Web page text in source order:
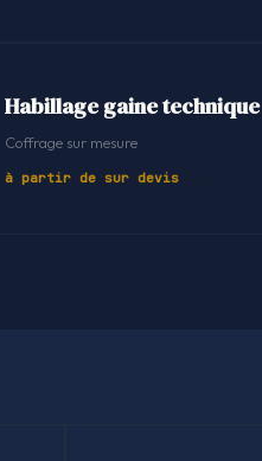
Habillage gaine technique
Coffrage sur mesure
à partir de sur devis